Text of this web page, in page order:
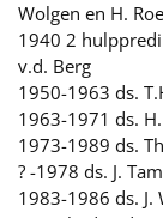
Wolgen en H.
1940 2
v.d. Berg
1950-1963 ds.
1963-1971 ds.
1973-1989 ds.
? -1978 ds. J.
1983-1986 ds. J.